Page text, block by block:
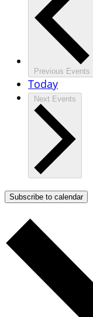
Previous Events
Today
Next Events
Subscribe to calendar